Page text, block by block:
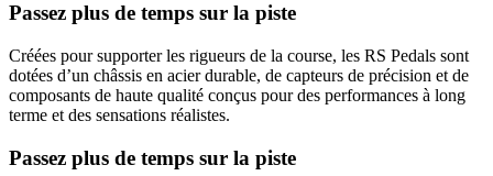
Passez plus de temps sur la piste
Créées pour supporter les rigueurs de la course, les RS Pedals sont
dotées d’un châssis en acier durable, de capteurs de précision et de
composants de haute qualité conçus pour des performances à long
terme et des sensations réalistes.
Passez plus de temps sur la piste